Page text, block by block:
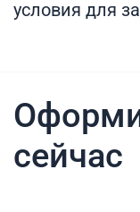
условия для
сейчас